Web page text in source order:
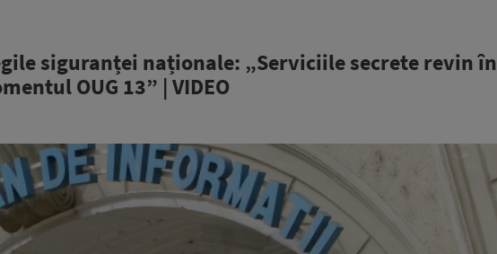
siguranței naționale: „Serviciile secrete revin în
OUG 13” | VIDEO